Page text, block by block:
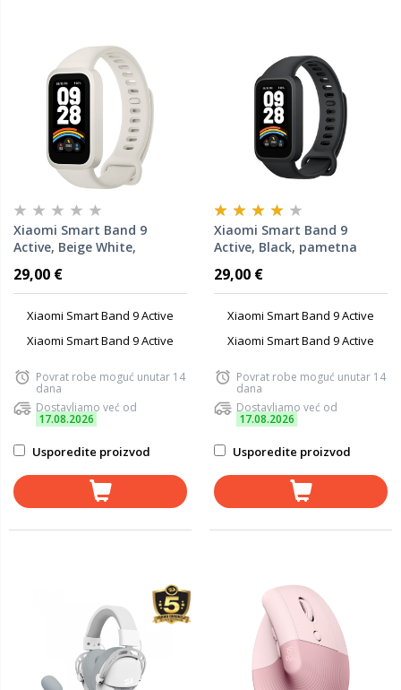
Xiaomi Smart Band 9
Active, Beige White,
29,00 €
Xiaomi Smart Band 9 Active
Xiaomi Smart Band 9 Active
Povrat robe moguć unutar 14
dana
Dostavljamo već od
17.08.2026
Usporedite proizvod
Xiaomi Smart Band 9
Active, Black, pametna
29,00 €
Xiaomi Smart Band 9 Active
Xiaomi Smart Band 9 Active
Povrat robe moguć unutar 14
dana
Dostavljamo već od
17.08.2026
Usporedite proizvod